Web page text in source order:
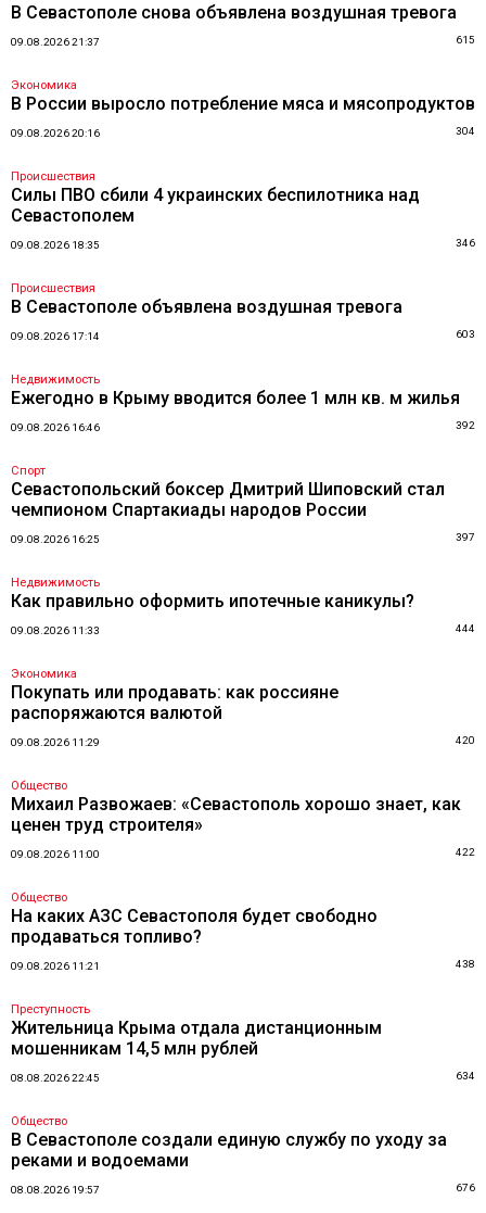
В Севастополе снова объявлена воздушная тревога
09.08.2026 21:37 615
Экономика
В России выросло потребление мяса и мясопродуктов
09.08.2026 20:16 304
Происшествия
Силы ПВО сбили 4 украинских беспилотника над
Севастополем
09.08.2026 18:35 346
Происшествия
В Севастополе объявлена воздушная тревога
09.08.2026 17:14 603
Недвижимость
Ежегодно в Крыму вводится более 1 млн кв. м жилья
09.08.2026 16:46 392
Спорт
Севастопольский боксер Дмитрий Шиповский стал
чемпионом Спартакиады народов России
09.08.2026 16:25 397
Недвижимость
Как правильно оформить ипотечные каникулы?
09.08.2026 11:33 444
Экономика
Покупать или продавать: как россияне
распоряжаются валютой
09.08.2026 11:29 420
Общество
Михаил Развожаев: «Севастополь хорошо знает, как
ценен труд строителя»
09.08.2026 11:00 422
Общество
На каких АЗС Севастополя будет свободно
продаваться топливо?
09.08.2026 11:21 438
Преступность
Жительница Крыма отдала дистанционным
мошенникам 14,5 млн рублей
08.08.2026 22:45 634
Общество
В Севастополе создали единую службу по уходу за
реками и водоемами
08.08.2026 19:57 676